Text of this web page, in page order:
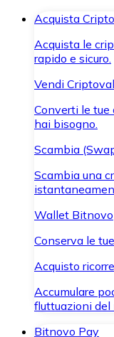
Acquista
Acquista le
rapido e sicuro.
Vendi
Converti le
hai bisogno.
Scambia
Scambia una
Wallet Bitnovo
Conserva le
Acquisto
Accumulare
fluttuazioni del
Bitnovo Pay